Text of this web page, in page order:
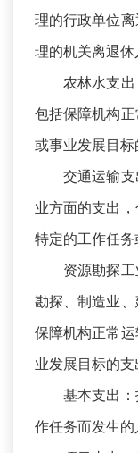
理的行政单位
理的机关离退休
农林水支出
包括保障机构
或事业发展目标
交通运输支
业方面的支出
特定的工作任务
资源勘探工
勘探、制造业
保障机构正常
业发展目标的支
基本支出：
作任务而发生的